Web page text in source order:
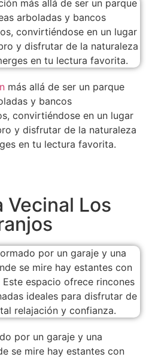
más allá de ser un parque
y bancos
convirtiéndose en un lugar
y disfrutar de la naturaleza
en tu lectura favorita.
Vecinal Los
por un garaje y una
se mire hay estantes con